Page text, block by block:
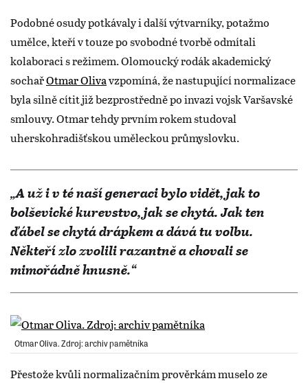
Podobné osudy potkávaly i další výtvarníky, potažmo
umělce, kteří v touze po svobodné tvorbě odmítali
kolaboraci s režimem. Olomoucký rodák akademický
sochařOtmar Olivavzpomíná, že nastupující normalizace
byla silně cítit již bezprostředně po invazi vojsk Varšavské
smlouvy. Otmar tehdy prvním rokem studoval
uherskohradišťskou uměleckou průmyslovku.
„A už i v té naší generaci bylo vidět, jak to
bolševické kurevstvo, jak se chytá. Jak ten
ďábel se chytá drápkem a dává tu volbu.
Někteří zlo zvolili razantně a chovali se
mimořádně hnusně.“
Otmar Oliva. Zdroj: archiv pamětníka
Přestože kvůli normalizačním prověrkám muselo ze